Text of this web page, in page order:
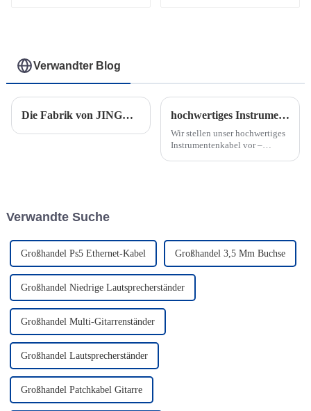
Verwandter Blog
Die Fabrik von JINGYI in Thailand bereitet sich auf die große Eröffnung vor hochwertiges Instrumentenkabel
Wir stellen unser hochwertiges
Instrumentenkabel vor –
bieten.
Verwandte Suche
Großhandel Ps5 Ethernet-Kabel Großhandel 3,5 Mm Buchse
Großhandel Niedrige Lautsprecherständer
Großhandel Multi-Gitarrenständer
Großhandel Lautsprecherständer
Großhandel Patchkabel Gitarre